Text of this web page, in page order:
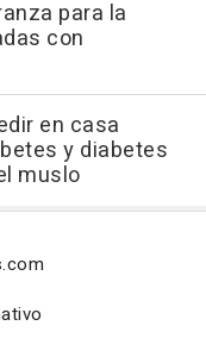
para la
con
en casa
y diabetes
muslo